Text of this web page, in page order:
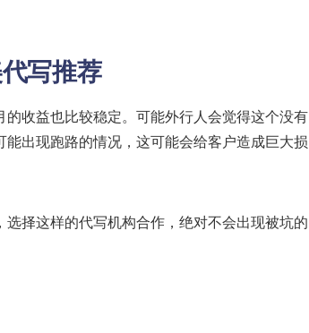
写推荐
收益也比较稳定。可能外行人会觉得这个没有
出现跑路的情况，这可能会给客户造成巨大损
择这样的代写机构合作，绝对不会出现被坑的